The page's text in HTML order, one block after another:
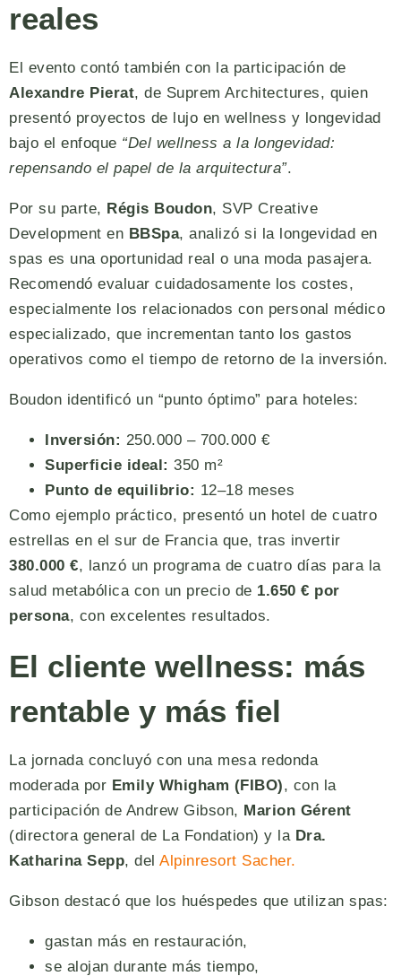
reales
El evento contó también con la participación de
Alexandre Pierat, de Suprem Architectures, quien
presentó proyectos de lujo en wellness y longevidad
bajo el enfoque “Del wellness a la longevidad:
repensando el papel de la arquitectura”.
Por su parte, Régis Boudon, SVP Creative
Development en BBSpa, analizó si la longevidad en
spas es una oportunidad real o una moda pasajera.
Recomendó evaluar cuidadosamente los costes,
especialmente los relacionados con personal médico
especializado, que incrementan tanto los gastos
operativos como el tiempo de retorno de la inversión.
Boudon identificó un “punto óptimo” para hoteles:
Inversión: 250.000 – 700.000 €
Superficie ideal: 350 m²
Punto de equilibrio: 12–18 meses
Como ejemplo práctico, presentó un hotel de cuatro
estrellas en el sur de Francia que, tras invertir
380.000 €, lanzó un programa de cuatro días para la
salud metabólica con un precio de 1.650 € por
persona, con excelentes resultados.
El cliente wellness: más
rentable y más fiel
La jornada concluyó con una mesa redonda
moderada por Emily Whigham (FIBO), con la
participación de Andrew Gibson, Marion Gérent
(directora general de La Fondation) y la Dra.
Katharina Sepp, del Alpinresort Sacher.
Gibson destacó que los huéspedes que utilizan spas:
gastan más en restauración,
se alojan durante más tiempo,